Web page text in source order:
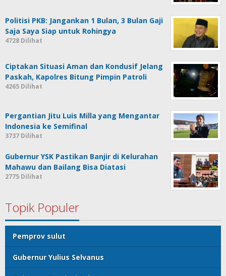
Politisi PKB: Jangankan 1 Bulan, 3 Bulan Gaji
Saja Saya Siap untuk Rohingya
4728 Dilihat
Ciptakan Situasi Aman dan Kondusif Jelang
Paskah, Kapolres Bitung Pimpin Patroli
4265 Dilihat
Pergantian Jitu Luis Milla yang Mengantar
Indonesia ke Semifinal
3737 Dilihat
Gubernur YSK Pastikan Banjir di Kelurahan
Mahawu dan Bailang Bisa Diatasi
2775 Dilihat
Topik Populer
Pemprov sulut
Gubernur Yulius Selvanus